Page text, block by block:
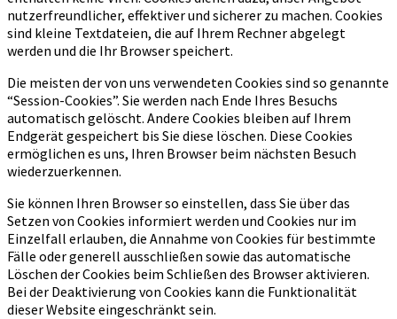
nutzerfreundlicher, effektiver und sicherer zu machen. Cookies
sind kleine Textdateien, die auf Ihrem Rechner abgelegt
werden und die Ihr Browser speichert.
Die meisten der von uns verwendeten Cookies sind so genannte
“Session-Cookies”. Sie werden nach Ende Ihres Besuchs
automatisch gelöscht. Andere Cookies bleiben auf Ihrem
Endgerät gespeichert bis Sie diese löschen. Diese Cookies
ermöglichen es uns, Ihren Browser beim nächsten Besuch
wiederzuerkennen.
Sie können Ihren Browser so einstellen, dass Sie über das
Setzen von Cookies informiert werden und Cookies nur im
Einzelfall erlauben, die Annahme von Cookies für bestimmte
Fälle oder generell ausschließen sowie das automatische
Löschen der Cookies beim Schließen des Browser aktivieren.
Bei der Deaktivierung von Cookies kann die Funktionalität
dieser Website eingeschränkt sein.